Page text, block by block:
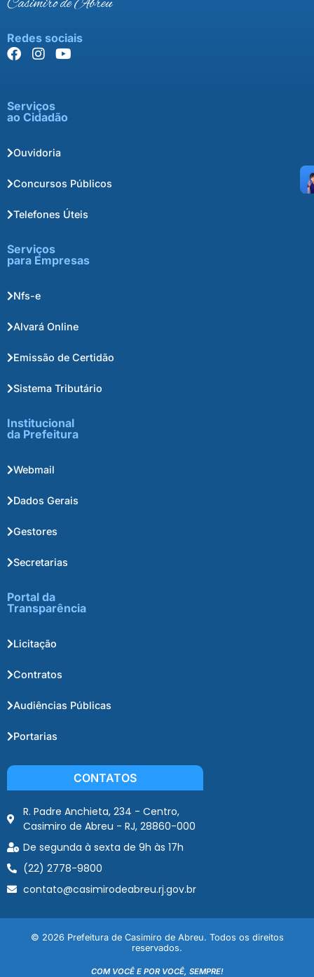
Casimiro de Abreu
Redes sociais
Serviços
ao Cidadão
Ouvidoria
Concursos Públicos
Telefones Úteis
Serviços
para Empresas
Nfs-e
Alvará Online
Emissão de Certidão
Sistema Tributário
Institucional
da Prefeitura
Webmail
Dados Gerais
Gestores
Secretarias
Portal da
Transparência
Licitação
Contratos
Audiências Públicas
Portarias
CONTATOS
R. Padre Anchieta, 234 - Centro,
Casimiro de Abreu - RJ, 28860-000
De segunda à sexta de 9h às 17h
(22) 2778-9800
contato@casimirodeabreu.rj.gov.br
© 2026 Prefeitura de Casimiro de Abreu. Todos os direitos
reservados.
COM VOCÊ E POR VOCÊ, SEMPRE!